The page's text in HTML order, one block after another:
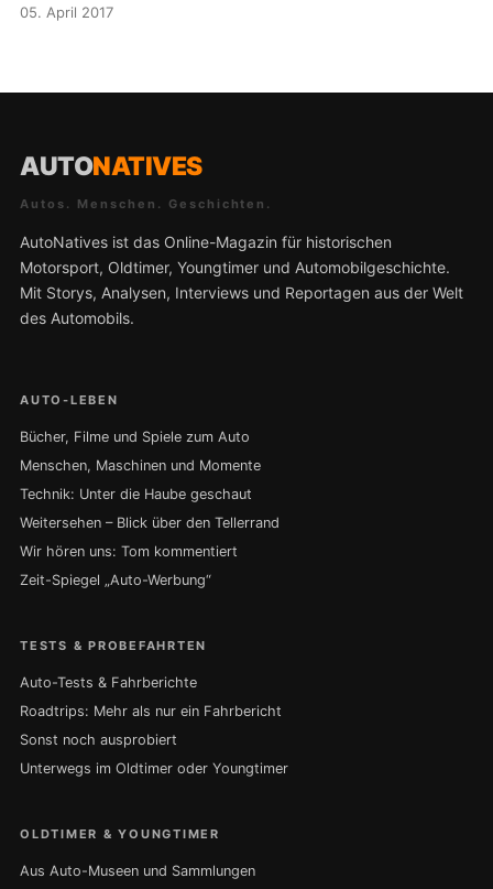
05. April 2017
AUTONATIVES
Autos. Menschen. Geschichten.
AutoNatives ist das Online-Magazin für historischen
Motorsport, Oldtimer, Youngtimer und Automobilgeschichte.
Mit Storys, Analysen, Interviews und Reportagen aus der Welt
des Automobils.
AUTO-LEBEN
Bücher, Filme und Spiele zum Auto
Menschen, Maschinen und Momente
Technik: Unter die Haube geschaut
Weitersehen – Blick über den Tellerrand
Wir hören uns: Tom kommentiert
Zeit-Spiegel „Auto-Werbung“
TESTS & PROBEFAHRTEN
Auto-Tests & Fahrberichte
Roadtrips: Mehr als nur ein Fahrbericht
Sonst noch ausprobiert
Unterwegs im Oldtimer oder Youngtimer
OLDTIMER & YOUNGTIMER
Aus Auto-Museen und Sammlungen